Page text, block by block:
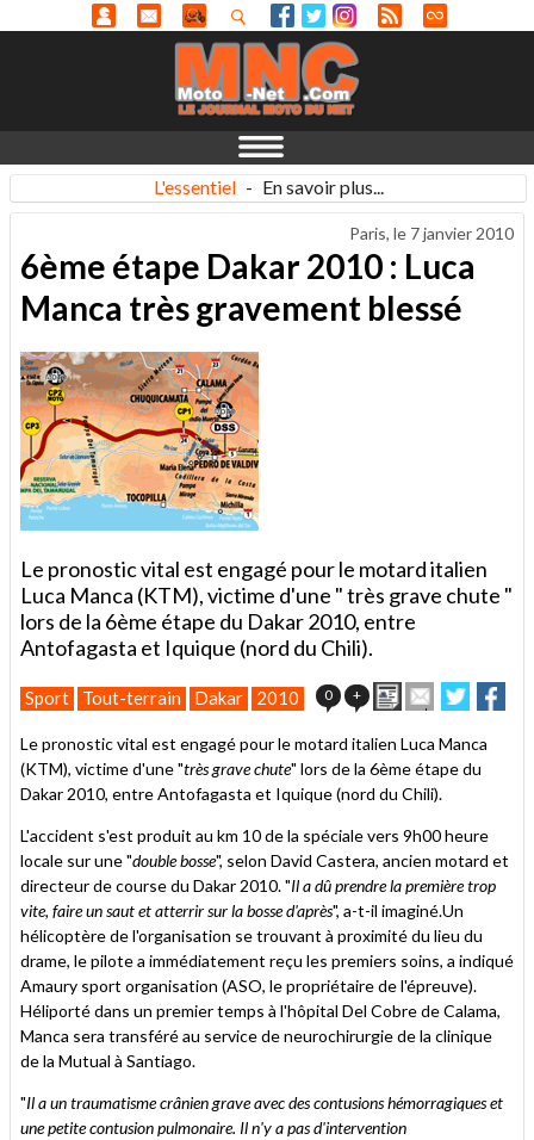
L'essentiel - En savoir plus...
Paris, le 7 janvier 2010
6ème étape Dakar 2010 : Luca
Manca très gravement blessé
Le pronostic vital est engagé pour le motard italien
Luca Manca (KTM), victime d'une " très grave chute "
lors de la 6ème étape du Dakar 2010, entre
Antofagasta et Iquique (nord du Chili).
Sport Tout-terrain Dakar 2010 0 + ImprimerEnvoyer
cet
à
un
ami
Partager
sur
sur
Le pronostic vital est engagé pour le motard italien Luca Manca
(KTM), victime d'une "très grave chute" lors de la 6ème étape du
Dakar 2010, entre Antofagasta et Iquique (nord du Chili).
L'accident s'est produit au km 10 de la spéciale vers 9h00 heure
locale sur une "double bosse", selon David Castera, ancien motard et
directeur de course du Dakar 2010. "Il a dû prendre la première trop
vite, faire un saut et atterrir sur la bosse d'après", a-t-il imaginé.Un
hélicoptère de l'organisation se trouvant à proximité du lieu du
drame, le pilote a immédiatement reçu les premiers soins, a indiqué
Amaury sport organisation (ASO, le propriétaire de l'épreuve).
Héliporté dans un premier temps à l'hôpital Del Cobre de Calama,
Manca sera transféré au service de neurochirurgie de la clinique
de la Mutual à Santiago.
"Il a un traumatisme crânien grave avec des contusions hémorragiques et
une petite contusion pulmonaire. Il n'y a pas d'intervention